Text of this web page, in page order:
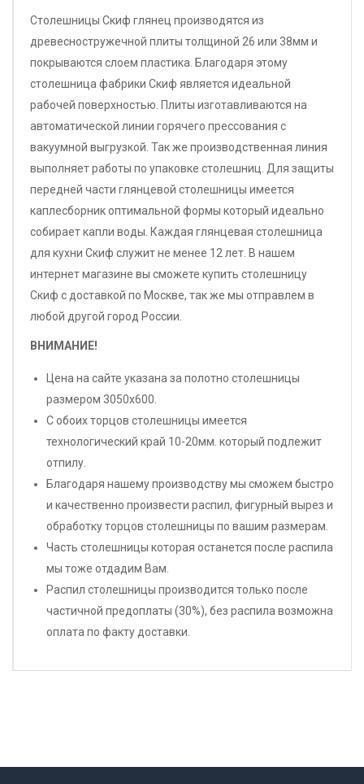
Столешницы Скиф глянец производятся из
древесностружечной плиты толщиной 26 или 38мм и
покрываются слоем пластика. Благодаря этому
столешница фабрики Скиф является идеальной
рабочей поверхностью. Плиты изготавливаются на
автоматической линии горячего прессования с
вакуумной выгрузкой. Так же производственная линия
выполняет работы по упаковке столешниц. Для защиты
передней части глянцевой столешницы имеется
каплесборник оптимальной формы который идеально
собирает капли воды. Каждая глянцевая столешница
для кухни Скиф служит не менее 12 лет. В нашем
интернет магазине вы сможете купить столешницу
Скиф с доставкой по Москве, так же мы отправлем в
любой другой город России.
ВНИМАНИЕ!
Цена на сайте указана за полотно столешницы
размером 3050х600.
С обоих торцов столешницы имеется
технологический край 10-20мм. который подлежит
отпилу.
Благодаря нашему производству мы сможем быстро
и качественно произвести распил, фигурный вырез и
обработку торцов столешницы по вашим размерам.
Часть столешницы которая останется после распила
мы тоже отдадим Вам.
Распил столешницы производится только после
частичной предоплаты (30%), без распила возможна
оплата по факту доставки.